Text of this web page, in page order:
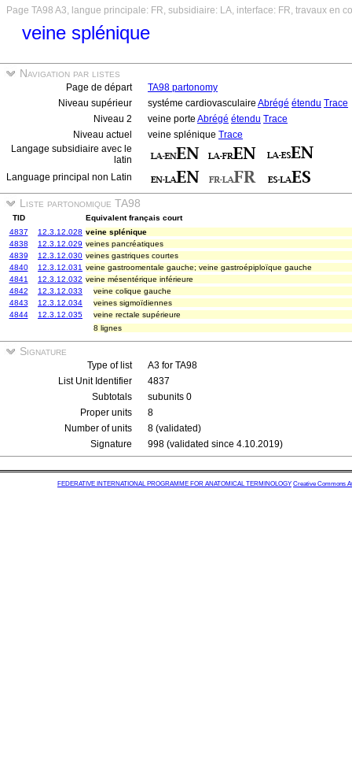
Page TA98 A3, langue principale: FR, subsidiaire: LA, interface: FR, travaux en
veine splénique
Navigation par listes
Page de départ
TA98 partonomy
Niveau supérieur
systéme cardiovasculaire Abrégé étendu Trace
Niveau 2
veine porte Abrégé étendu Trace
Niveau actuel
veine splénique Trace
Langage subsidiaire avec le
latin
Language principal non Latin
Liste partonomique TA98
TID
Equivalent français court
4837
12.3.12.028 veine splénique
4838
12.3.12.029 veines pancréatiques
4839
12.3.12.030 veines gastriques courtes
4840
12.3.12.031 veine gastroomentale gauche; veine gastroépiploïque gauche
4841
12.3.12.032 veine mésentérique inférieure
4842
12.3.12.033
veine colique gauche
4843
12.3.12.034
veines sigmoïdiennes
4844
12.3.12.035
veine rectale supérieure
8 lignes
Signature
Type of list
A3 for TA98
List Unit Identifier
4837
Subtotals
subunits 0
Proper units
8
Number of units
8 (validated)
Signature
998 (validated since 4.10.2019)
FEDERATIVE INTERNATIONAL PROGRAMME FOR ANATOMICAL TERMINOLOGY Creative Commons